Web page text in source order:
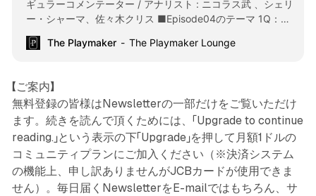
ギュラーコメンテーター / アナリスト : ニコラス武 、シェリ
ー・シャーマ、佐々木クリス ■Episode04のテーマ 1Q：開
幕負けなし7連勝！王者オクラホマシティ・サンダーの強さと
は？ 2Q：期待のNBA2年目選手は？ 逆に2年目のスランプ
3Q：NBAルールでひとつ変えられるとしたら？ 4Q：NBAカ
ップの楽しみ方＆優勝予想！ 1Q: Undefeated to start the
season — 7 straight wins! What makes the defending
champions, the Oklahoma City Thunder, so dominant? 2Q:
Which second-year
The Playmaker The Playmaker Lounge
【ご案内】
無料登録の皆様はNewsletterの一部だけをご覧いただけ
ます。続きを読んで頂くためには、「Upgrade to continue
reading.」という表示の下「Upgrade」を押して月額1ドルの
コミュニティプランにご加入ください（※決済システム
の機能上、申し訳ありませんがJCBカードが使用できま
せん）。毎日届くNewsletterをE-mailではもちろん、サ